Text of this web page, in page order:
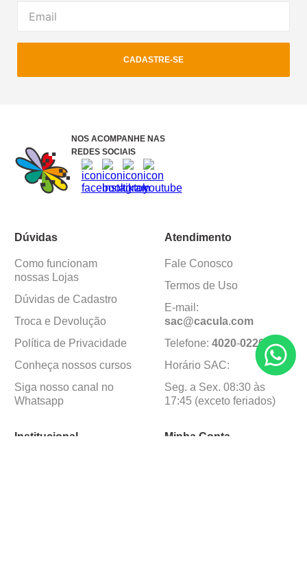
CADASTRE-SE
NOS ACOMPANHE NAS
REDES SOCIAIS
Dúvidas
Como funcionam
nossas Lojas
Dúvidas de Cadastro
Troca e Devolução
Política de Privacidade
Conheça nossos cursos
Siga nosso canal no
Whatsapp
Atendimento
Fale Conosco
Termos de Uso
E-mail:
sac@cacula.com
Telefone: 4020-0220
Horário SAC:
Seg. a Sex. 08:30 às
17:45 (exceto feriados)
Institucional Minha Conta